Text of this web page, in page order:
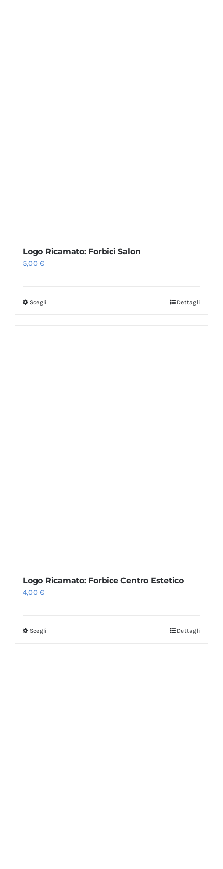
Logo Ricamato: Forbici Salon
5,00€
Scegli Dettagli
Logo Ricamato: Forbice Centro Estetico
4,00€
Scegli Dettagli